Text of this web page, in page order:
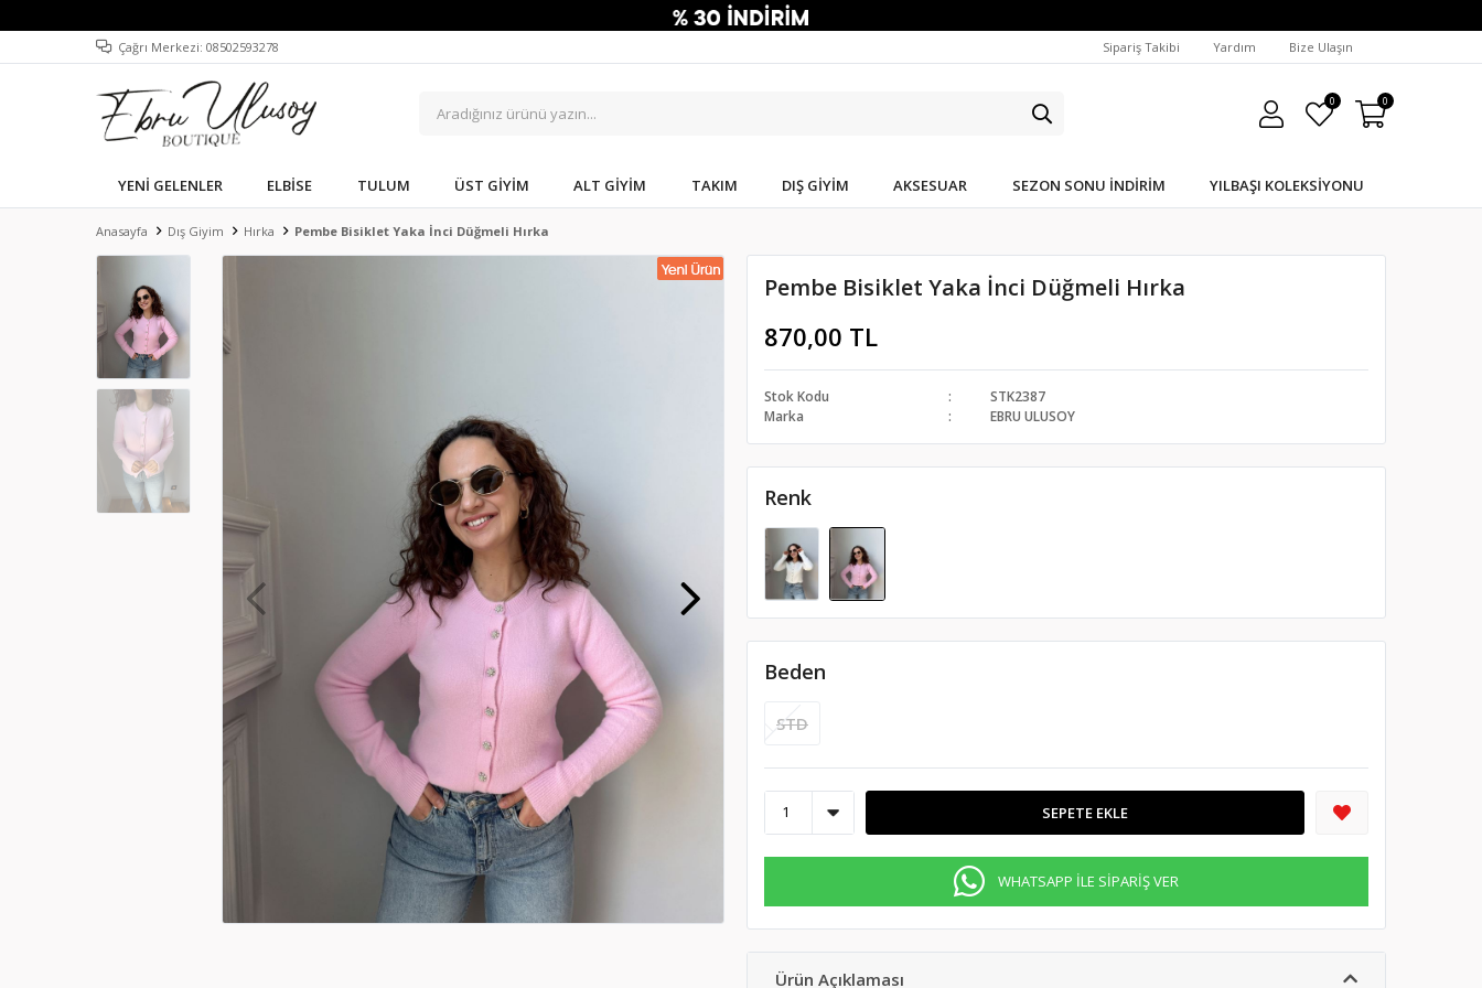
Çağrı Merkezi: 08502593278 Sipariş Takibi Yardım Bize Ulaşın
0 0
YENI GELENLER ELBISE TULUM ÜST GIYIM ALT GIYIM TAKIM DIŞ GIYIM AKSESUAR SEZON SONU İNDIRIM YILBAŞI KOLEKSIYONU
Anasayfa Dış Giyim Hırka Pembe Bisiklet Yaka İnci Düğmeli Hırka
Pembe Bisiklet Yaka İnci Düğmeli Hırka
870,00 TL
Stok Kodu
STK2387
Marka
EBRU ULUSOY
Renk
Beden
STD
SEPETE EKLE
WHATSAPP İLE SİPARİŞ VER
Ürün Açıklaması